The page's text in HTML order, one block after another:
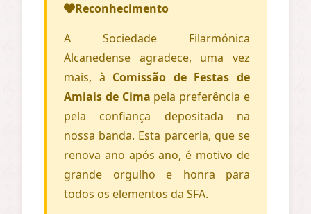
Reconhecimento
A Sociedade Filarmónica
Alcanedense agradece, uma vez
mais, à Comissão de Festas de
Amiais de Cima pela preferência e
pela confiança depositada na
nossa banda. Esta parceria, que se
renova ano após ano, é motivo de
grande orgulho e honra para
todos os elementos da SFA.